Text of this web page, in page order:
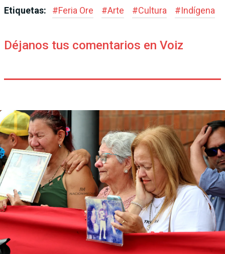
Etiquetas: #Feria Ore #Arte #Cultura #Indígena
Déjanos tus comentarios en Voiz